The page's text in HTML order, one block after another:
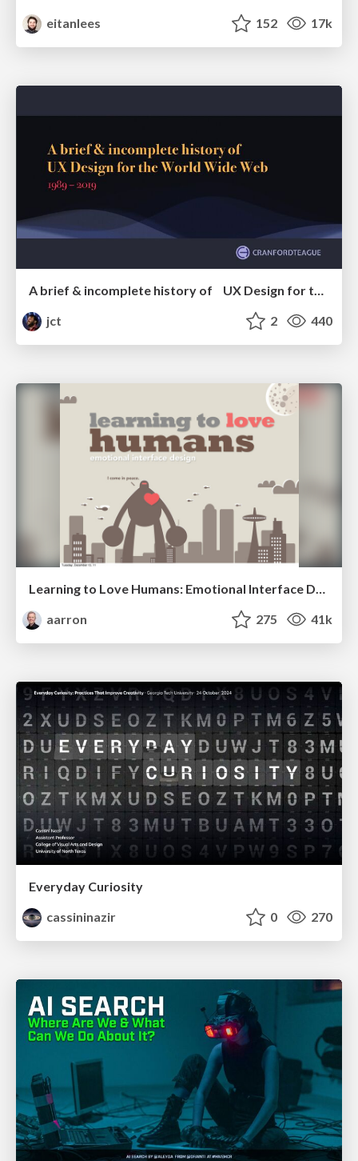
eitanlees
152 17k
A brief & incomplete history of UX Design for the World Wide Web: 1989–2019
jct
2 440
Learning to Love Humans: Emotional Interface Design
aarron
275 41k
Everyday Curiosity
cassininazir
0 270